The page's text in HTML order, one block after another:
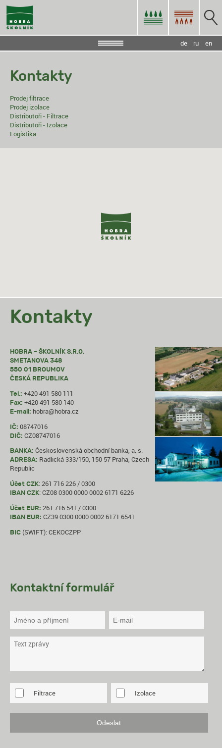
en
ru
de
Kontakty
Prodej filtrace
Prodej izolace
Distributoři - Filtrace
Distributoři - Izolace
Logistika
Kontakty
HOBRA – ŠKOLNÍK S.R.O.
SMETANOVA 348
550 01 BROUMOV
ČESKÁ REPUBLIKA
Tel.: +420 491 580 111
Fax: +420 491 580 140
E-mail: hobra@hobra.cz
IČ: 08747016
DIČ: CZ08747016
BANKA: Československá obchodní banka, a. s.
ADRESA: Radlická 333/150, 150 57 Praha, Czech
Republic
Účet CZK: 261 716 226 / 0300
IBAN CZK: CZ08 0300 0000 0002 6171 6226
Účet EUR: 261 716 541 / 0300
IBAN EUR: CZ39 0300 0000 0002 6171 6541
BIC (SWIFT): CEKOCZPP
Kontaktní formulář
Filtrace Izolace